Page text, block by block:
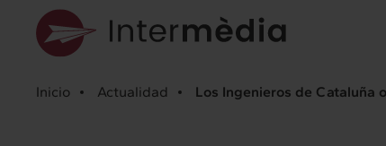
Inicio Actualidad Los Ingenieros de Cataluña